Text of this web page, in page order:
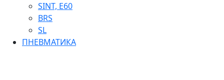
SINT, E60
BRS
SL
ПНЕВМАТИКА